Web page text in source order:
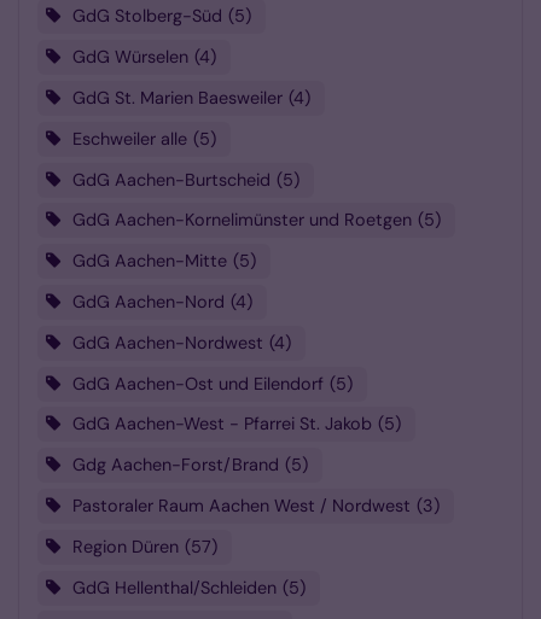
GdG Stolberg-Süd
5
GdG Würselen 4
GdG St. Marien Baesweiler 4
Eschweiler alle 5
GdG Aachen-Burtscheid 5
GdG Aachen-Kornelimünster und Roetgen
5
GdG Aachen-Mitte 5
GdG Aachen-Nord 4
GdG Aachen-Nordwest 4
GdG Aachen-Ost und Eilendorf 5
GdG Aachen-West - Pfarrei St. Jakob
5
Gdg Aachen-Forst/Brand 5
Pastoraler Raum Aachen West / Nordwest 3
Region Düren 57
GdG Hellenthal/Schleiden 5